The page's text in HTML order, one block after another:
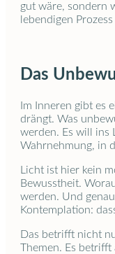
gut wäre, sondern
lebendigen
Das
Im Inneren gibt es
drängt. Was
werden. Es will ins
Wahrnehmung, in
Licht ist hier kein
Bewusstheit.
werden. Und
Kontemplation:
Das betrifft nicht
Themen. Es